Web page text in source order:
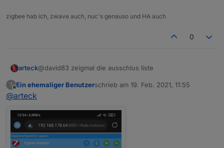
immernoch den falschen Schalter.
Auch wenn ich das Gerät lösche und
Z. Der Blitzwolf SS7 Aktor wird nicht
zigbee hab ich, zwave auch, nuc's genauso und HA auch
0
arteck@david83 zeigmal die ausschlus liste
?
Offline
Ein ehemaliger Benutzerschrieb am 19. Feb. 2021, 11:55
zuletzt editiert von
@arteck